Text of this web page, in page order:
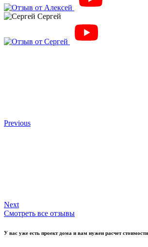
Сергей
Previous
Next
Смотреть все отзывы
У вас уже есть проект дома и вам нужен расчет стоимости